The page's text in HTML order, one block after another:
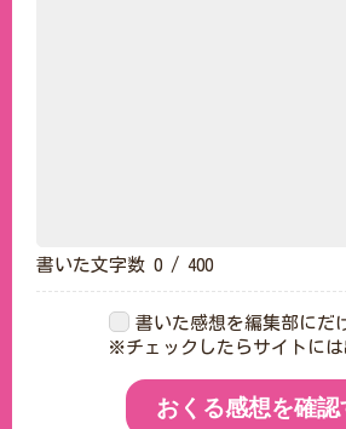
書いた文字数 0 / 400
書いた感想を編集部にだ
※チェックしたらサイトには
おくる感想を確認